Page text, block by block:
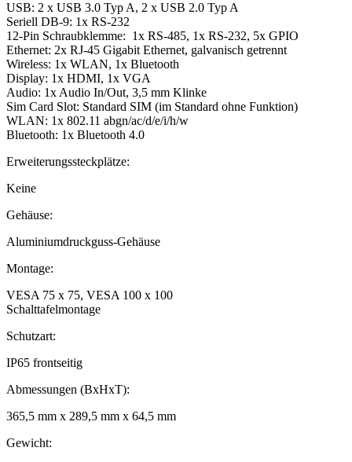
USB: 2 x USB 3.0 Typ A, 2 x USB 2.0 Typ A
Seriell DB-9: 1x RS-232
12-Pin Schraubklemme: 1x RS-485, 1x RS-232, 5x GPIO
Ethernet: 2x RJ-45 Gigabit Ethernet, galvanisch getrennt
Wireless: 1x WLAN, 1x Bluetooth
Display: 1x HDMI, 1x VGA
Audio: 1x Audio In/Out, 3,5 mm Klinke
Sim Card Slot: Standard SIM (im Standard ohne Funktion)
WLAN: 1x 802.11 abgn/ac/d/e/i/h/w
Bluetooth: 1x Bluetooth 4.0
Erweiterungssteckplätze:
Keine
Gehäuse:
Aluminiumdruckguss-Gehäuse
Montage:
VESA 75 x 75, VESA 100 x 100
Schalttafelmontage
Schutzart:
IP65 frontseitig
Abmessungen (BxHxT):
365,5 mm x 289,5 mm x 64,5 mm
Gewicht: